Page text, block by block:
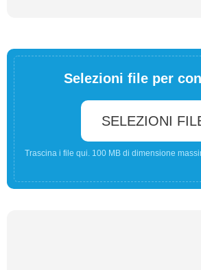
Selezioni file per
SELEZIONI
Trascina i file qui. 100 MB di dimensione